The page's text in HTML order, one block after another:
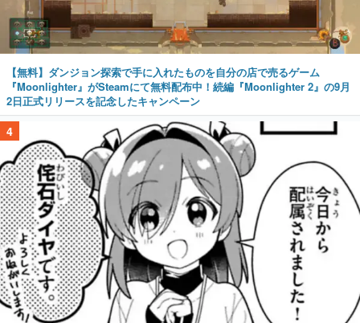
【無料】ダンジョン探索で手に入れたものを自分の店で売るゲーム
『Moonlighter』がSteamにて無料配布中！続編『Moonlighter 2』の9月
2日正式リリースを記念したキャンペーン
4